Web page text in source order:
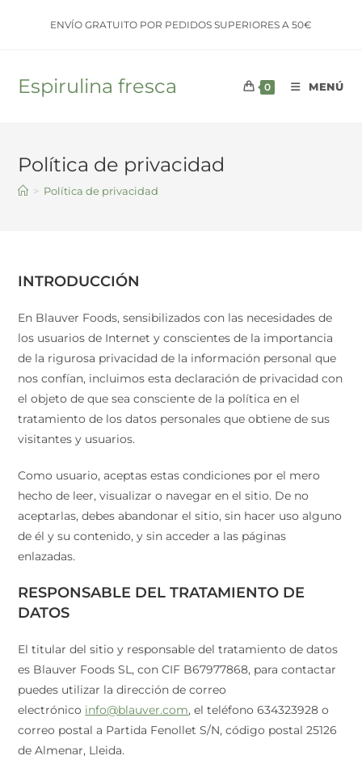
ENVÍO GRATUITO POR PEDIDOS SUPERIORES A 50€
Espirulina fresca 0 MENÚ
Política de privacidad
> Política de privacidad
INTRODUCCIÓN
En Blauver Foods, sensibilizados con las necesidades de
los usuarios de Internet y conscientes de la importancia
de la rigurosa privacidad de la información personal que
nos confían, incluimos esta declaración de privacidad con
el objeto de que sea consciente de la política en el
tratamiento de los datos personales que obtiene de sus
visitantes y usuarios.
Como usuario, aceptas estas condiciones por el mero
hecho de leer, visualizar o navegar en el sitio. De no
aceptarlas, debes abandonar el sitio, sin hacer uso alguno
de él y su contenido, y sin acceder a las páginas
enlazadas.
RESPONSABLE DEL TRATAMIENTO DE
DATOS
El titular del sitio y responsable del tratamiento de datos
es Blauver Foods SL, con CIF B67977868, para contactar
puedes utilizar la dirección de correo
electrónico info@blauver.com, el teléfono 634323928 o
correo postal a Partida Fenollet S/N, código postal 25126
de Almenar, Lleida.